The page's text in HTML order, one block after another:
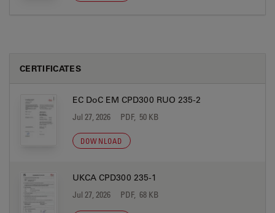
CERTIFICATES
EC DoC EM CPD300 RUO 235-2
Jul 27, 2026 PDF, 50 KB
DOWNLOAD
UKCA CPD300 235-1
Jul 27, 2026 PDF, 68 KB